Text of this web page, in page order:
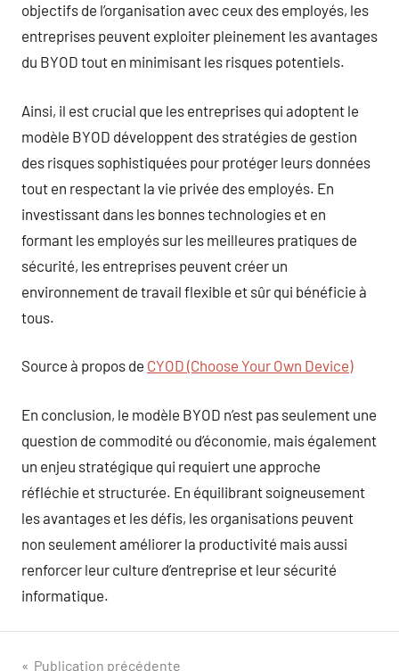
objectifs de l’organisation avec ceux des employés, les
entreprises peuvent exploiter pleinement les avantages
du BYOD tout en minimisant les risques potentiels.
Ainsi, il est crucial que les entreprises qui adoptent le
modèle BYOD développent des stratégies de gestion
des risques sophistiquées pour protéger leurs données
tout en respectant la vie privée des employés. En
investissant dans les bonnes technologies et en
formant les employés sur les meilleures pratiques de
sécurité, les entreprises peuvent créer un
environnement de travail flexible et sûr qui bénéficie à
tous.
Source à propos de CYOD (Choose Your Own Device)
En conclusion, le modèle BYOD n’est pas seulement une
question de commodité ou d’économie, mais également
un enjeu stratégique qui requiert une approche
réfléchie et structurée. En équilibrant soigneusement
les avantages et les défis, les organisations peuvent
non seulement améliorer la productivité mais aussi
renforcer leur culture d’entreprise et leur sécurité
informatique.
Publication précédente